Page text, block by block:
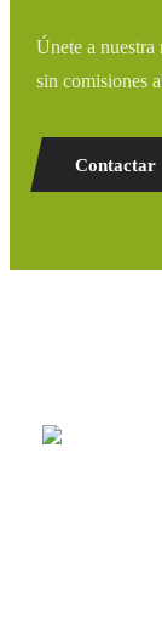
Únete a nuestra
sin comisiones